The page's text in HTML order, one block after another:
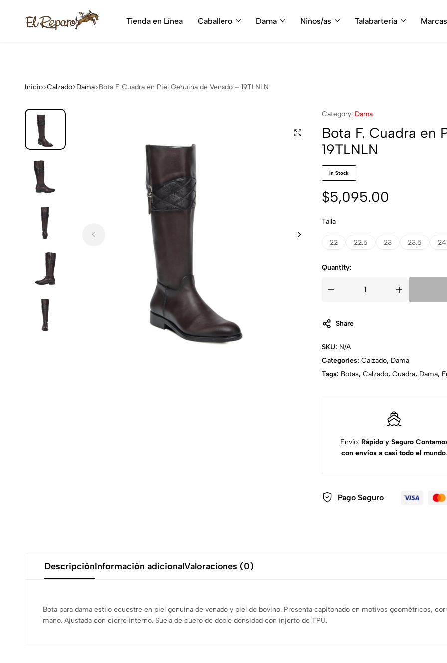
de
Tienda en Línea Caballero Dama Niños/as Talabartería Marcas
Inicio Calzado Dama Bota F. Cuadra en Piel Genuina de Venado – 19TLNLN
Category: Dama
Bota F. Cuadra en
19TLNLN
In Stock
$5,095.00
Talla
22 22.5 23 23.5 24
Quantity:
Share
SKU: N/A
Categories: Calzado, Dama
Tags: Botas, Calzado, Cuadra, Dama,
Envío: Rápido y Seguro
con envíos a casi todo el mundo.
Pago Seguro
DescripciónInformación adicionalValoraciones (0)
Bota para dama estilo ecuestre en piel genuina de venado y piel de bovino. Presenta capitonado en motivos geométricos,
mano. Ajustada con cierre interno. Suela de cuero de doble densidad con injerto de TPU.